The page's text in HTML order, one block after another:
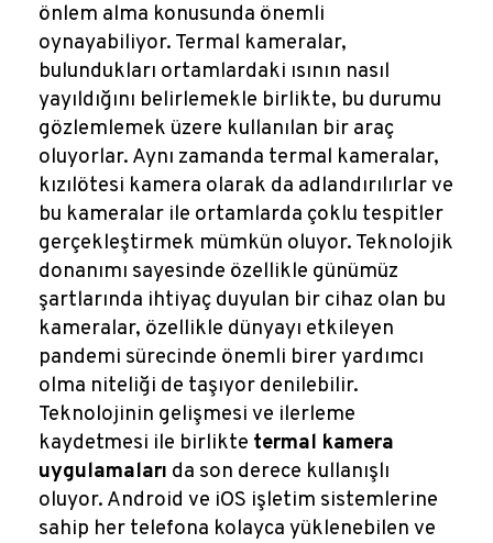
önlem alma konusunda önemli
oynayabiliyor. Termal kameralar,
bulundukları ortamlardaki ısının nasıl
yayıldığını belirlemekle birlikte, bu durumu
gözlemlemek üzere kullanılan bir araç
oluyorlar. Aynı zamanda termal kameralar,
kızılötesi kamera olarak da adlandırılırlar ve
bu kameralar ile ortamlarda çoklu tespitler
gerçekleştirmek mümkün oluyor. Teknolojik
donanımı sayesinde özellikle günümüz
şartlarında ihtiyaç duyulan bir cihaz olan bu
kameralar, özellikle dünyayı etkileyen
pandemi sürecinde önemli birer yardımcı
olma niteliği de taşıyor denilebilir.
Teknolojinin gelişmesi ve ilerleme
kaydetmesi ile birlikte termal kamera
uygulamaları da son derece kullanışlı
oluyor. Android ve iOS işletim sistemlerine
sahip her telefona kolayca yüklenebilen ve